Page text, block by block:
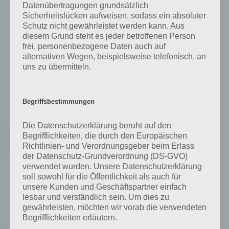
Virenscanner Apps. So sind die meisten Virenscanner Apps für
weniger als 3 Prozent des Verbrauchs verantwortlich.
Im Test waren zahlreiche Virenscanner Apps, wobei die meisten sehr
gut abgeschnitten haben. Vorne mit dabei sind avast, Bitdefenser,
Kaspersky und eset.
Security App, welche bisher sehr gute Dienste geleistet hat:
Avast One Antivirus Sicherheit
Preis: Kostenlos+
Die App ist kostenlos und bietet zahlreiche Funktionen zum Schutz
vor Viren und Angriffen. Natürlich gibt es auch noch weitere Apps,
wie bspw. Kaspersky Mobile Security (sowohl eine kostenpflichtige
als auch eine kostenlose Version ist erhältlich):
Datenübertragungen grundsätzlich
Sicherheitslücken aufweisen, sodass ein absoluter
Schutz nicht gewährleistet werden kann. Aus
diesem Grund steht es jeder betroffenen Person
frei, personenbezogene Daten auch auf
alternativen Wegen, beispielsweise telefonisch, an
uns zu übermitteln.
Begriffsbestimmungen
Die Datenschutzerklärung beruht auf den
Begrifflichkeiten, die durch den Europäischen
Richtlinien- und Verordnungsgeber beim Erlass
der Datenschutz-Grundverordnung (DS-GVO)
verwendet wurden. Unsere Datenschutzerklärung
soll sowohl für die Öffentlichkeit als auch für
unsere Kunden und Geschäftspartner einfach
lesbar und verständlich sein. Um dies zu
gewährleisten, möchten wir vorab die verwendeten
Begrifflichkeiten erläutern.